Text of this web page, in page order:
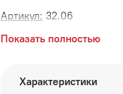
Артикул: 32.06
Габаритные размеры:
глубина 450 мм
Показать полностью
Характеристики